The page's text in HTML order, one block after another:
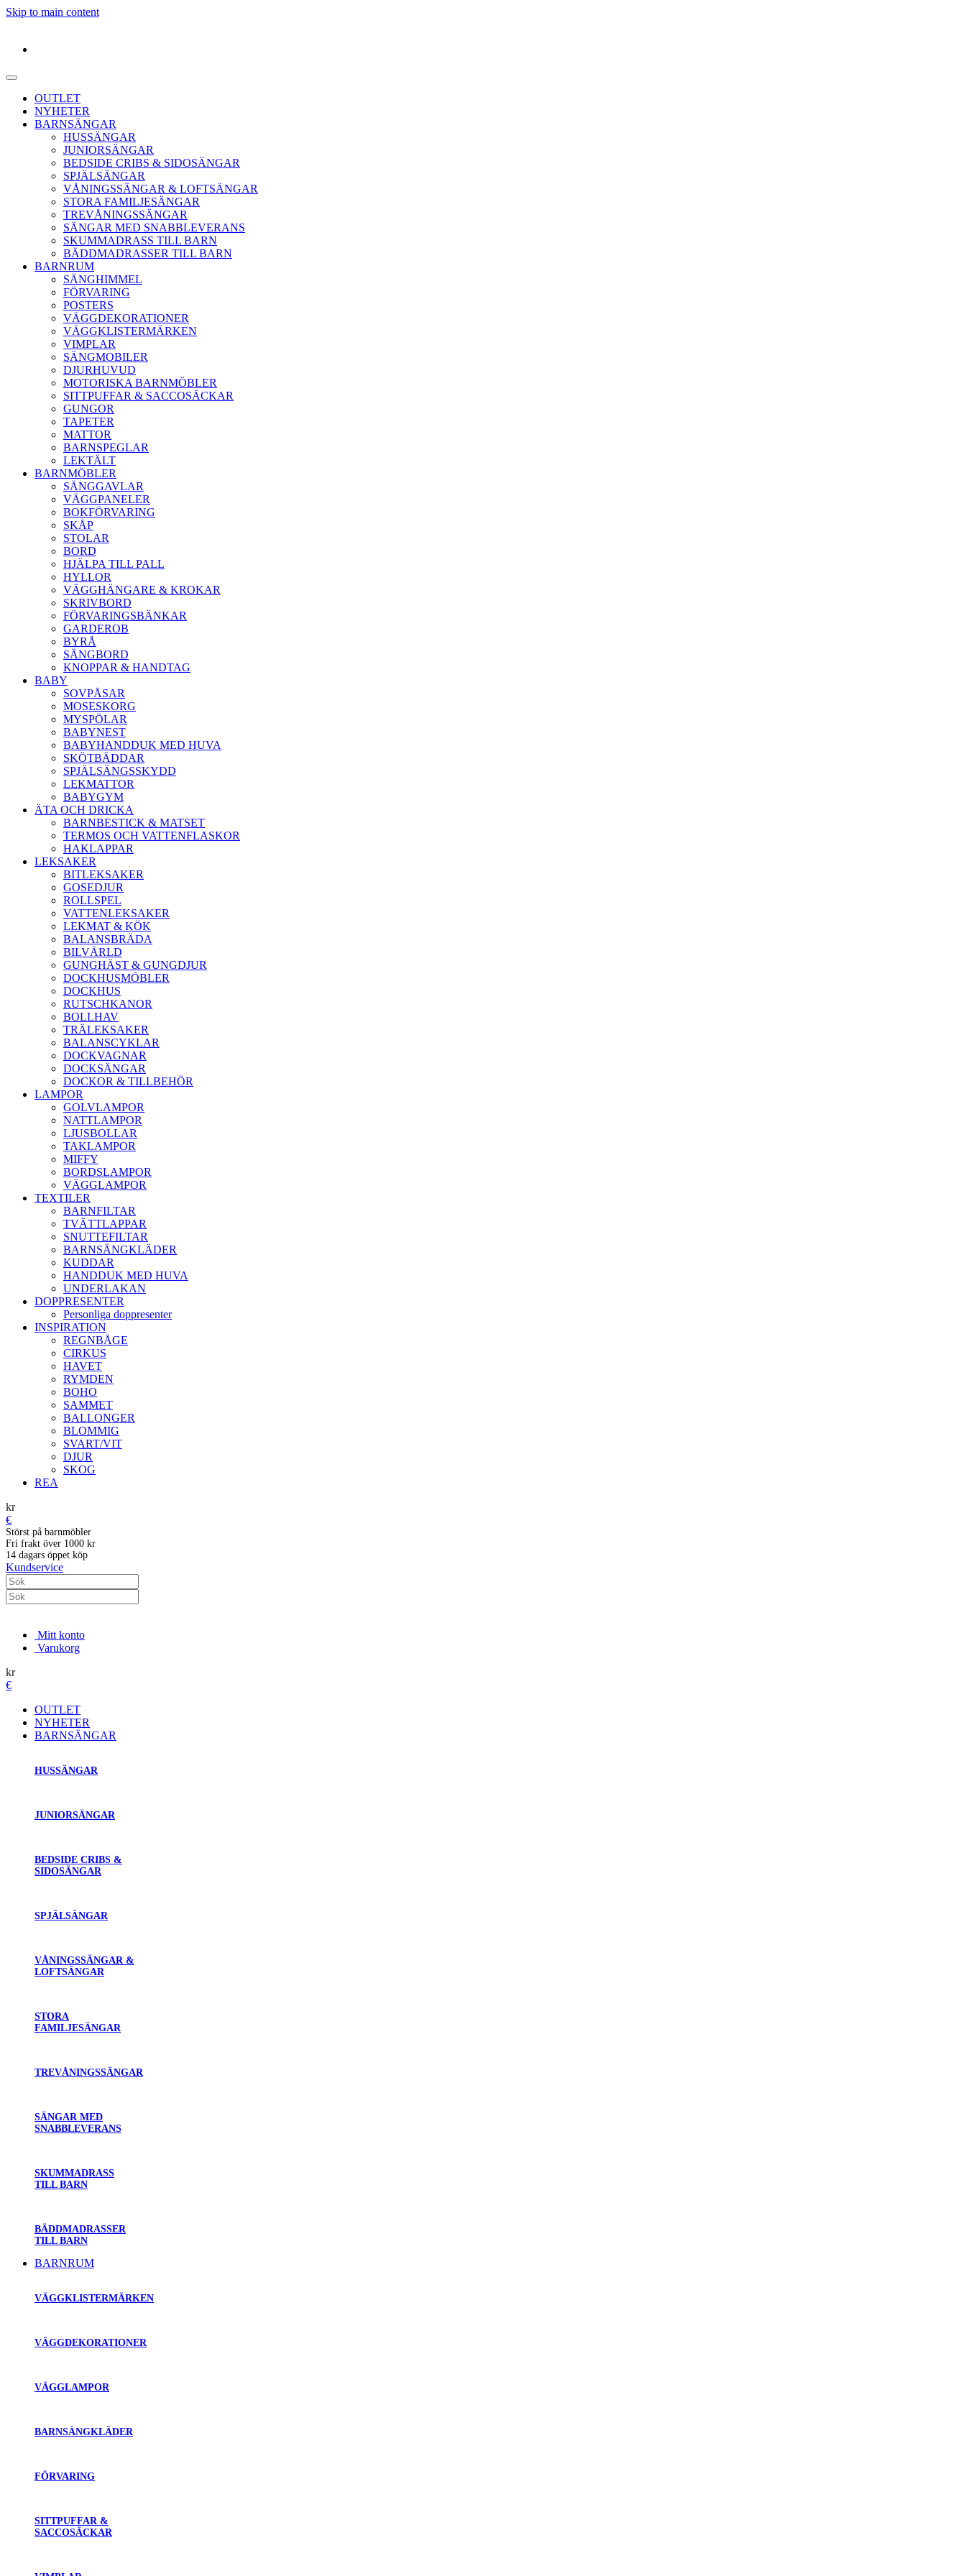
Skip to main content
OUTLET
NYHETER
BARNSÄNGAR
HUSSÄNGAR
JUNIORSÄNGAR
BEDSIDE CRIBS & SIDOSÄNGAR
SPJÄLSÄNGAR
VÅNINGSSÄNGAR & LOFTSÄNGAR
STORA FAMILJESÄNGAR
TREVÅNINGSSÄNGAR
SÄNGAR MED SNABBLEVERANS
SKUMMADRASS TILL BARN
BÄDDMADRASSER TILL BARN
BARNRUM
SÄNGHIMMEL
FÖRVARING
POSTERS
VÄGGDEKORATIONER
VÄGGKLISTERMÄRKEN
VIMPLAR
SÄNGMOBILER
DJURHUVUD
MOTORISKA BARNMÖBLER
SITTPUFFAR & SACCOSÄCKAR
GUNGOR
TAPETER
MATTOR
BARNSPEGLAR
LEKTÄLT
BARNMÖBLER
SÄNGGAVLAR
VÄGGPANELER
BOKFÖRVARING
SKÅP
STOLAR
BORD
HJÄLPA TILL PALL
HYLLOR
VÄGGHÄNGARE & KROKAR
SKRIVBORD
FÖRVARINGSBÄNKAR
GARDEROB
BYRÅ
SÄNGBORD
KNOPPAR & HANDTAG
BABY
SOVPÅSAR
MOSESKORG
MYSPÖLAR
BABYNEST
BABYHANDDUK MED HUVA
SKÖTBÄDDAR
SPJÄLSÄNGSSKYDD
LEKMATTOR
BABYGYM
ÄTA OCH DRICKA
BARNBESTICK & MATSET
TERMOS OCH VATTENFLASKOR
HAKLAPPAR
LEKSAKER
BITLEKSAKER
GOSEDJUR
ROLLSPEL
VATTENLEKSAKER
LEKMAT & KÖK
BALANSBRÄDA
BILVÄRLD
GUNGHÄST & GUNGDJUR
DOCKHUSMÖBLER
DOCKHUS
RUTSCHKANOR
BOLLHAV
TRÄLEKSAKER
BALANSCYKLAR
DOCKVAGNAR
DOCKSÄNGAR
DOCKOR & TILLBEHÖR
LAMPOR
GOLVLAMPOR
NATTLAMPOR
LJUSBOLLAR
TAKLAMPOR
MIFFY
BORDSLAMPOR
VÄGGLAMPOR
TEXTILER
BARNFILTAR
TVÄTTLAPPAR
SNUTTEFILTAR
BARNSÄNGKLÄDER
KUDDAR
HANDDUK MED HUVA
UNDERLAKAN
DOPPRESENTER
Personliga doppresenter
INSPIRATION
REGNBÅGE
CIRKUS
HAVET
RYMDEN
BOHO
SAMMET
BALLONGER
BLOMMIG
SVART/VIT
DJUR
SKOG
REA
kr
€
Störst på barnmöbler
Fri frakt över 1000 kr
14 dagars öppet köp
Kundservice
Mitt konto
Varukorg
kr
€
OUTLET
NYHETER
BARNSÄNGAR
HUSSÄNGAR
JUNIORSÄNGAR
BEDSIDE CRIBS &
SIDOSÄNGAR
SPJÄLSÄNGAR
VÅNINGSSÄNGAR &
LOFTSÄNGAR
STORA
FAMILJESÄNGAR
TREVÅNINGSSÄNGAR
SÄNGAR MED
SNABBLEVERANS
SKUMMADRASS
TILL BARN
BÄDDMADRASSER
TILL BARN
BARNRUM
VÄGGKLISTERMÄRKEN
VÄGGDEKORATIONER
VÄGGLAMPOR
BARNSÄNGKLÄDER
FÖRVARING
SITTPUFFAR &
SACCOSÄCKAR